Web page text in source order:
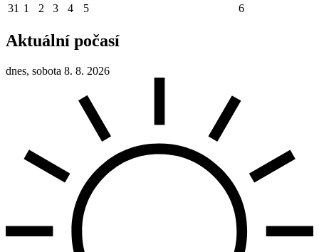
31 1 2 3 4 5 6
Aktuální počasí
dnes, sobota 8. 8. 2026